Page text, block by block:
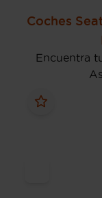
Coches
Encuentra